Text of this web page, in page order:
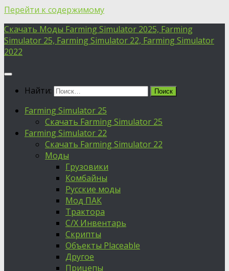
Перейти к содержимому
Скачать Моды Farming Simulator 2025, Farming
Simulator 25, Farming Simulator 22, Farming Simulator
2022
Найти:
Farming Simulator 25
Скачать Farming Simulator 25
Farming Simulator 22
Скачать Farming Simulator 22
Моды
Грузовики
Комбайны
Русские моды
Мод ПАК
Трактора
С/Х Инвентарь
Скрипты
Объекты Placeable
Другое
Прицепы